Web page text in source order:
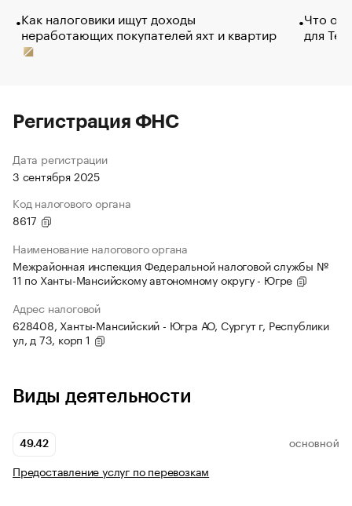
Как налоговики ищут доходы
неработающих покупателей яхт и квартир
Что
для
Регистрация ФНС
Дата регистрации
3 сентября 2025
Код налогового органа
8617
Наименование налогового органа
Межрайонная инспекция Федеральной налоговой службы №
11 по Ханты-Мансийскому автономному округу - Югре
Адрес налоговой
628408, Ханты-Мансийский - Югра АО, Сургут г, Республики
ул, д 73, корп 1
Виды деятельности
49.42 ОСНОВНОЙ
Предоставление услуг по перевозкам